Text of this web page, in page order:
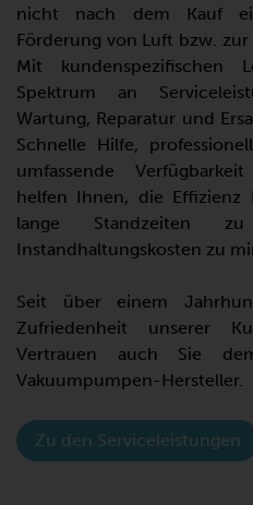
nicht nach dem Kauf
Förderung von Luft bzw. zur
Mit kundenspezifischen
Spektrum an
Wartung, Reparatur und
Schnelle Hilfe,
umfassende
helfen Ihnen, die Effizienz
lange Standzeiten
Instandhaltungskosten zu
Seit über einem
Zufriedenheit unserer
Vertrauen auch Sie
Vakuumpumpen-Hersteller.
Zu den Serviceleistungen